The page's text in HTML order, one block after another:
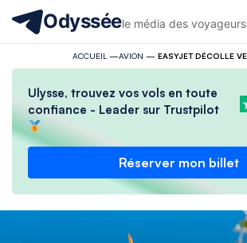
Odysséele média des voyageurs
ACCUEIL —AVION —
Ulysse, trouvez vos vols en toute
confiance - Leader sur Trustpilot
Réserver mon billet